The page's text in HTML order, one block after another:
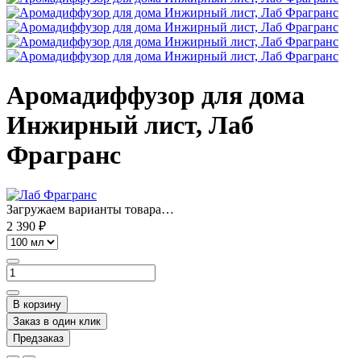
Аромадиффузор для дома
Инжирный лист, Лаб
Фрагранс
Загружаем варианты товара…
2 390 ₽
В корзину
Заказ в один клик
Предзаказ